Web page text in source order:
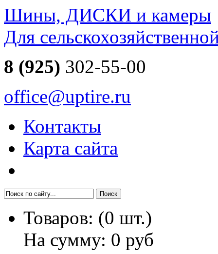
Шины, ДИСКИ и камеры
Для
8 (925) 302-55-00
office@uptire.ru
Контакты
Карта сайта
Товаров: (0 шт.)
На сумму: 0 руб